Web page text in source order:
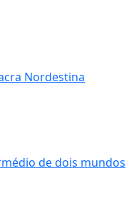
Nordestina
de dois mundos